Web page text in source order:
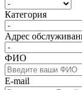
Категория
Адрес
ФИО
E-mail